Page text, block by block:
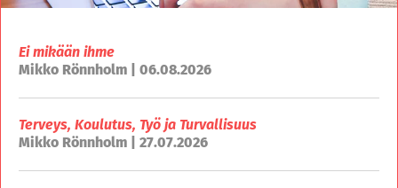
Ei mikään ihme
Mikko Rönnholm | 06.08.2026
Terveys, Koulutus, Työ ja Turvallisuus
Mikko Rönnholm | 27.07.2026